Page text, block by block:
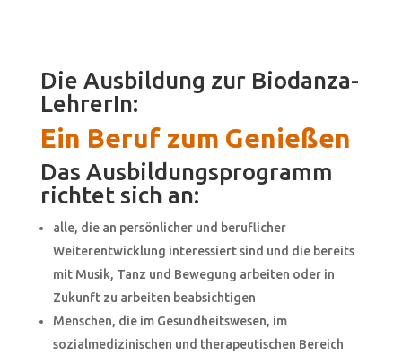
Die Ausbildung zur Biodanza-
LehrerIn:
Ein Beruf zum Genießen
Das Ausbildungsprogramm
richtet sich an:
alle, die an persönlicher und beruflicher
Weiterentwicklung interessiert sind und die bereits
mit Musik, Tanz und Bewegung arbeiten oder in
Zukunft zu arbeiten beabsichtigen
Menschen, die im Gesundheitswesen, im
sozialmedizinischen und therapeutischen Bereich